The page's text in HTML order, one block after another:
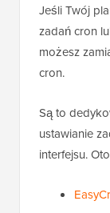
Jeśli Twój
zadań cron
możesz
cron.
Są to
ustawianie
interfejsu.